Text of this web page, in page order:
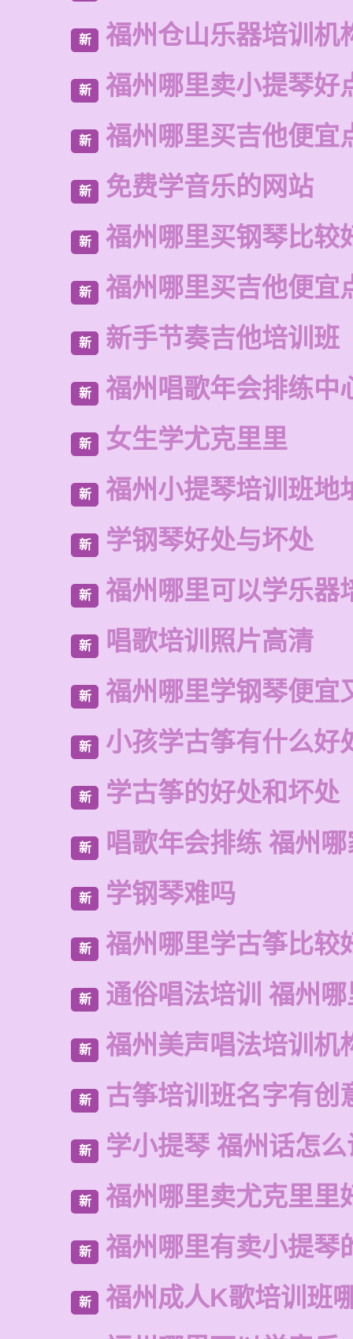
新 福州仓山乐器培训机
新 福州哪里卖小提琴好
新 福州哪里买吉他便宜
新 免费学音乐的网站
新 福州哪里买钢琴比较
新 福州哪里买吉他便宜
新 新手节奏吉他培训班
新 福州唱歌年会排练中
新 女生学尤克里里
新 福州小提琴培训班地
新 学钢琴好处与坏处
新 福州哪里可以学乐器
新 唱歌培训照片高清
新 福州哪里学钢琴便宜
新 小孩学古筝有什么好
新 学古筝的好处和坏处
新 唱歌年会排练 福州
新 学钢琴难吗
新 福州哪里学古筝比较
新 通俗唱法培训 福州
新 福州美声唱法培训机
新 古筝培训班名字有创
新 学小提琴 福州话怎
新 福州哪里卖尤克里里
新 福州哪里有卖小提琴
新
福州成人K歌培训班